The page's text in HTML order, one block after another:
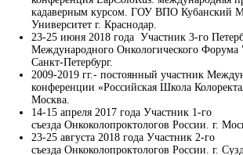
кадаверным курсом. ГОУ ВПО Кубанский
Университет г. Краснодар.
23-25 июня 2018 года Участник 3-го
Международного Онкологического Форума
Санкт-Петербург.
2009-2019 гг.- постоянный участник
конференции «Российская Школа
Москва.
14-15 апреля 2017 года Участник 1-го
съезда Онкоколопроктологов России. г.
23-25 августа 2018 года Участник 2-го
съезда Онкоколопроктологов России. г.